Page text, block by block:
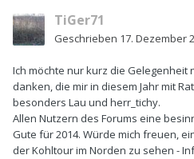
TiGer71
Geschrieben 17. Dezember
Ich möchte nur kurz die Gelegenheit
danken, die mir in diesem Jahr mit
besonders Lau und herr_tichy.
Allen Nutzern des Forums eine
Gute für 2014. Würde mich freuen,
der Kohltour im Norden zu sehen -